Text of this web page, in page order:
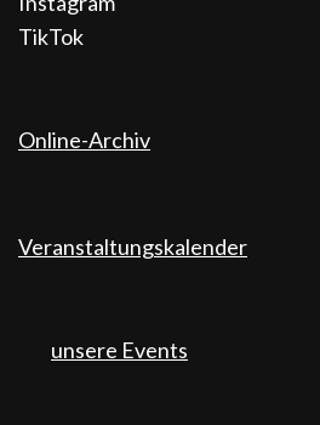
TikTok
Online-Archiv
Veranstaltungskalender
unsere Events